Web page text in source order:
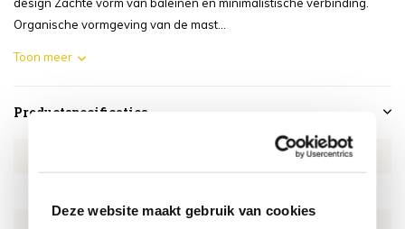
Deze website maakt gebruik van cookies
Organische vormgeving van de mast...
Toon meer
Productspecificaties